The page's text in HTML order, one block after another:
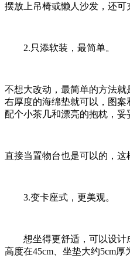
摆放上吊椅或懒人沙发，还可
2.只添软装，最简单。
不想大改动，最简单的方法
右厚度的海绵垫就可以，图
配个小茶几和漂亮的抱枕，妥
直接当置物台也是可以的，这
3.变卡座式，更美观。
想坐得更舒适，可以设计
高度在45cm、坐垫大约5cm厚